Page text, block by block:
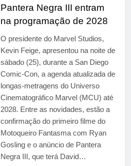
Pantera Negra III entram
na programação de 2028
O presidente do Marvel Studios,
Kevin Feige, apresentou na noite de
sábado (25), durante a San Diego
Comic-Con, a agenda atualizada de
longas-metragens do Universo
Cinematográfico Marvel (MCU) até
2028. Entre as novidades, estão a
confirmação do primeiro filme do
Motoqueiro Fantasma com Ryan
Gosling e o anúncio de Pantera
Negra III, que terá David…